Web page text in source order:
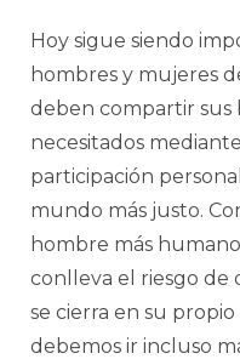
Hoy sigue siendo
hombres y mujeres
deben compartir sus
necesitados
participación
mundo más justo.
hombre más
conlleva el riesgo de
se cierra en su
debemos ir incluso